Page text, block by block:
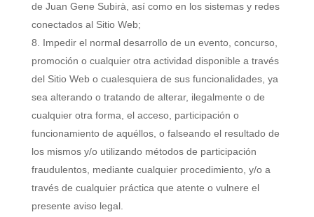
de Juan Gene Subirà, así como en los sistemas y redes
conectados al Sitio Web;
Impedir el normal desarrollo de un evento, concurso,
promoción o cualquier otra actividad disponible a través
del Sitio Web o cualesquiera de sus funcionalidades, ya
sea alterando o tratando de alterar, ilegalmente o de
cualquier otra forma, el acceso, participación o
funcionamiento de aquéllos, o falseando el resultado de
los mismos y/o utilizando métodos de participación
fraudulentos, mediante cualquier procedimiento, y/o a
través de cualquier práctica que atente o vulnere el
presente aviso legal.